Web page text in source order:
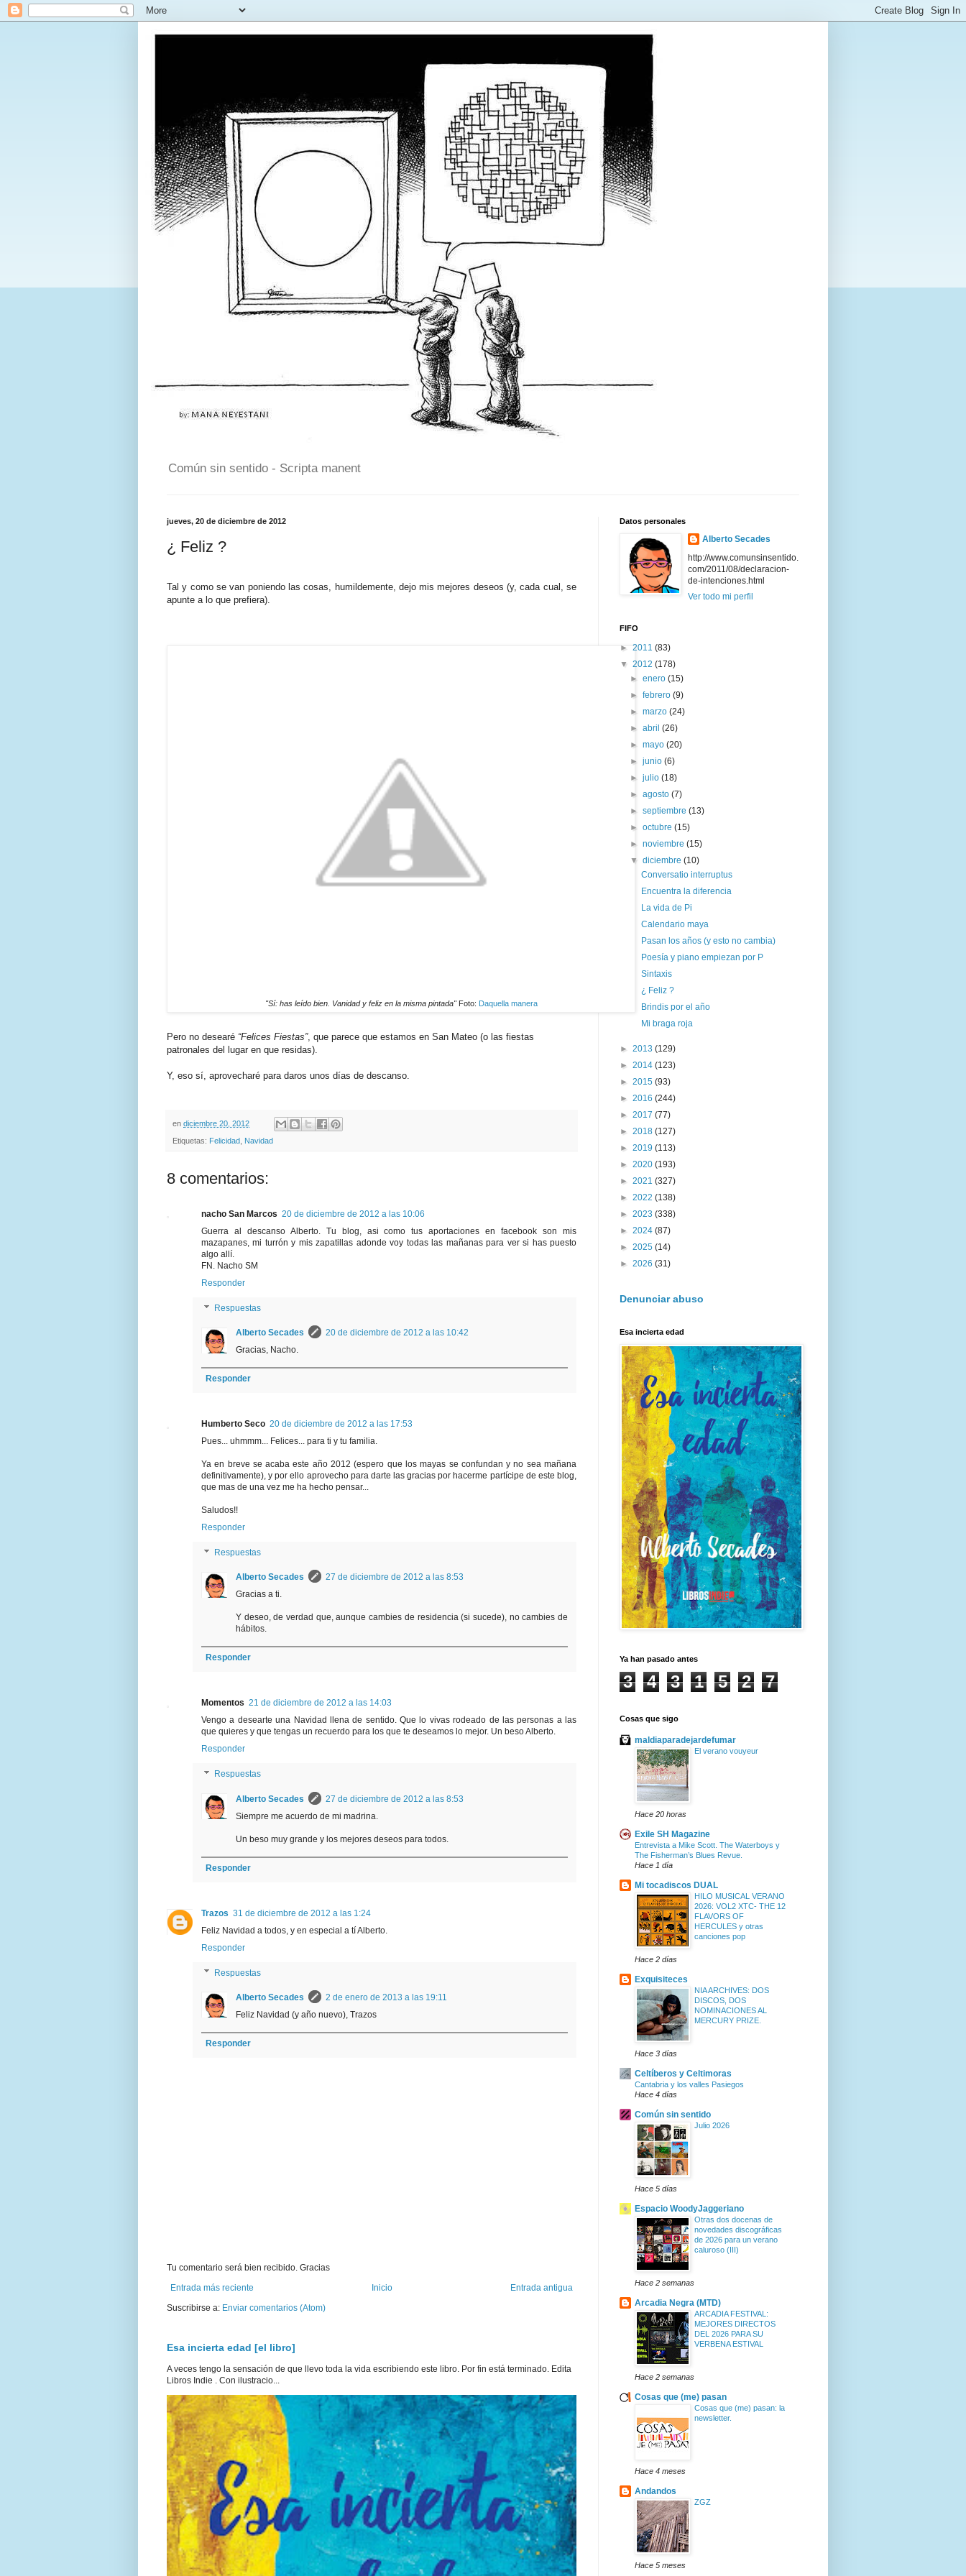
Común sin sentido - Scripta manent
jueves, 20 de diciembre de 2012
¿ Feliz ?
Tal y como se van poniendo las cosas, humildemente, dejo mis mejores deseos (y, cada cual, se
apunte a lo que prefiera).
"Sí: has leído bien. Vanidad y feliz en la misma pintada"Foto: Daquella manera
Pero no desearé “Felices Fiestas”, que parece que estamos en San Mateo (o las fiestas
patronales del lugar en que residas).
Y, eso sí, aprovecharé para daros unos días de descanso.
en diciembre 20, 2012
Etiquetas: Felicidad Navidad
8 comentarios:
nacho San Marcos 20 de diciembre de 2012 a las 10:06
Guerra al descanso Alberto. Tu blog, asi como tus aportaciones en facebook son mis
mazapanes, mi turrón y mis zapatillas adonde voy todas las mañanas para ver si has puesto
algo allí.
FN. Nacho SM
Responder
Respuestas
Alberto Secades
20 de diciembre de 2012 a las 10:42
Gracias, Nacho.
Responder
Humberto Seco 20 de diciembre de 2012 a las 17:53
Pues... uhmmm... Felices... para ti y tu familia.
Ya en breve se acaba este año 2012 (espero que los mayas se confundan y no sea mañana
definitivamente), y por ello aprovecho para darte las gracias por hacerme partícipe de este blog,
que mas de una vez me ha hecho pensar...
Saludos!!
Responder
Respuestas
Alberto Secades
27 de diciembre de 2012 a las 8:53
Gracias a ti.
Y deseo, de verdad que, aunque cambies de residencia (si sucede), no cambies de
hábitos.
Responder
Momentos 21 de diciembre de 2012 a las 14:03
Vengo a desearte una Navidad llena de sentido. Que lo vivas rodeado de las personas a las
que quieres y que tengas un recuerdo para los que te deseamos lo mejor. Un beso Alberto.
Responder
Respuestas
Alberto Secades
27 de diciembre de 2012 a las 8:53
Siempre me acuerdo de mi madrina.
Un beso muy grande y los mejores deseos para todos.
Responder
Trazos 31 de diciembre de 2012 a las 1:24
Feliz Navidad a todos, y en especial a tí Alberto.
Responder
Respuestas
Alberto Secades
2 de enero de 2013 a las 19:11
Feliz Navidad (y año nuevo), Trazos
Responder
Tu comentario será bien recibido. Gracias
Entrada más reciente
Entrada antigua
Inicio
Suscribirse a: Enviar comentarios (Atom)
Esa incierta edad [el libro]
A veces tengo la sensación de que llevo toda la vida escribiendo este libro. Por fin está terminado. Edita
Libros Indie . Con ilustracio...
Datos personales
Alberto Secades
http://www.comunsinsentido.
com/2011/08/declaracion-
de-intenciones.html
Ver todo mi perfil
FIFO
► 2011 (83)
▼ 2012 (178)
►enero(15)
►febrero(9)
►marzo(24)
►abril(26)
►mayo(20)
►junio(6)
►julio(18)
►agosto(7)
►septiembre(13)
►octubre(15)
►noviembre(15)
▼diciembre(10)
Conversatio interruptus
Encuentra la diferencia
La vida de Pi
Calendario maya
Pasan los años (y esto no cambia)
Poesía y piano empiezan por P
Sintaxis
¿ Feliz ?
Brindis por el año
Mi braga roja
► 2013 (129)
► 2014 (123)
► 2015 (93)
► 2016 (244)
► 2017 (77)
► 2018 (127)
► 2019 (113)
► 2020 (193)
► 2021 (327)
► 2022 (138)
► 2023 (338)
► 2024 (87)
► 2025 (14)
► 2026 (31)
Denunciar abuso
Esa incierta edad
Ya han pasado antes
3 4 3 1 5 2 7
Cosas que sigo
maldiaparadejardefumar
El verano vouyeur
Hace 20 horas
Exile SH Magazine
Entrevista a Mike Scott. The Waterboys y
The Fisherman’s Blues Revue.
Hace 1 día
Mi tocadiscos DUAL
HILO MUSICAL VERANO
2026: VOL2 XTC- THE 12
FLAVORS OF
HERCULES y otras
canciones pop
Hace 2 días
Exquisiteces
NIA ARCHIVES: DOS
DISCOS, DOS
NOMINACIONES AL
MERCURY PRIZE.
Hace 3 días
Celtíberos y Celtimoras
Cantabria y los valles Pasiegos
Hace 4 días
Común sin sentido
Julio 2026
Hace 5 días
Espacio WoodyJaggeriano
Otras dos docenas de
novedades discográficas
de 2026 para un verano
caluroso (III)
Hace 2 semanas
Arcadia Negra (MTD)
ARCADIA FESTIVAL:
MEJORES DIRECTOS
DEL 2026 PARA SU
VERBENA ESTIVAL
Hace 2 semanas
Cosas que (me) pasan
Cosas que (me) pasan: la
newsletter.
Hace 4 meses
Andandos
ZGZ
Hace 5 meses